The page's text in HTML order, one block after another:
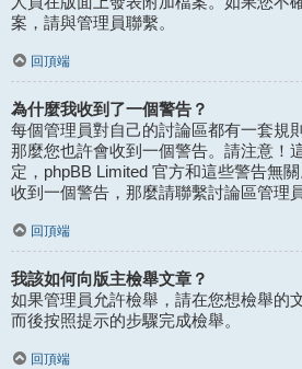
案，請與管理員聯繫。
回頂端
為什麼我收到了一個警告？
每個管理員對自己的討論區都有一套規
那麼您也許會收到一個警告。請注意！
定，phpBB Limited 官方和這些警告無
收到一個警告，那麼請聯繫討論區管理員
回頂端
我該如何向版主檢舉文章？
如果管理員允許檢舉，請在您想檢舉的
而後按照提示的步驟完成檢舉。
回頂端